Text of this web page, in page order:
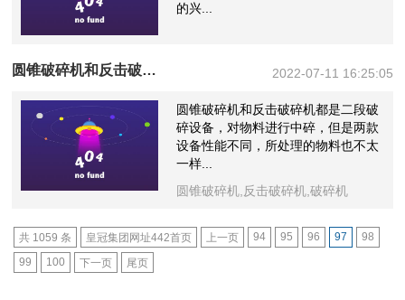
的兴...
圆锥破碎机和反击破碎机怎么选，以及区别 2022-07-11 16:25:05
圆锥破碎机和反击破碎机都是二段破
碎设备，对物料进行中碎，但是两款
设备性能不同，所处理的物料也不太
一样...
圆锥破碎机,反击破碎机,破碎机
共 1059 条 皇冠集团网址442首页 上一页 94 95 96 97
98
99
100 下一页 尾页